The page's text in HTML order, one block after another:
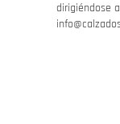
dirigiéndose